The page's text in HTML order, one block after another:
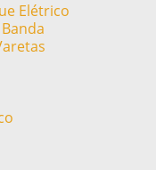
Elétrico